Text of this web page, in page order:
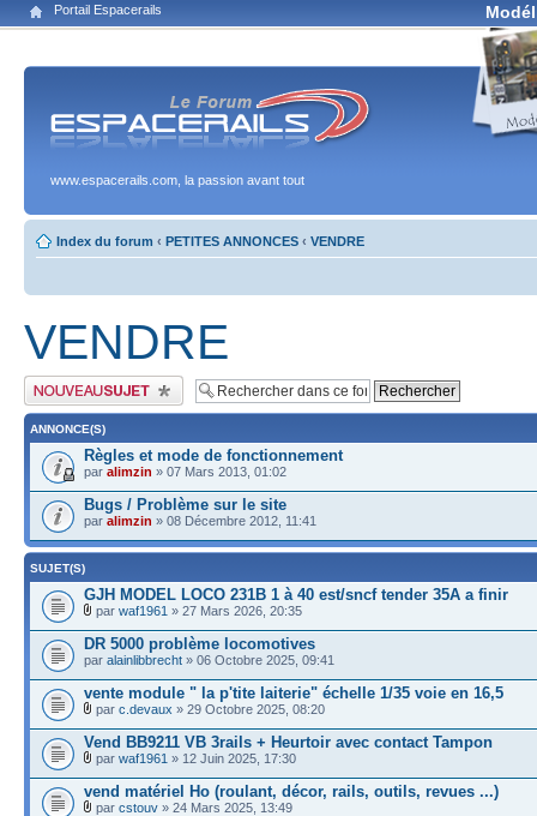
Portail Espacerails
www.espacerails.com, la passion avant tout
Index du forum ‹ PETITES ANNONCES ‹ VENDRE
VENDRE
Publier un nouveau sujet
ANNONCE(S)
Règles et mode de fonctionnement
par alimzin » 07 Mars 2013, 01:02
Bugs / Problème sur le site
par alimzin » 08 Décembre 2012, 11:41
SUJET(S)
GJH MODEL LOCO 231B 1 à 40 est/sncf tender 35A a finir
par waf1961 » 27 Mars 2026, 20:35
DR 5000 problème locomotives
par alainlibbrecht » 06 Octobre 2025, 09:41
vente module " la p'tite laiterie" échelle 1/35 voie en 16,5
par c.devaux » 29 Octobre 2025, 08:20
Vend BB9211 VB 3rails + Heurtoir avec contact Tampon
par waf1961 » 12 Juin 2025, 17:30
vend matériel Ho (roulant, décor, rails, outils, revues ...)
par cstouv » 24 Mars 2025, 13:49